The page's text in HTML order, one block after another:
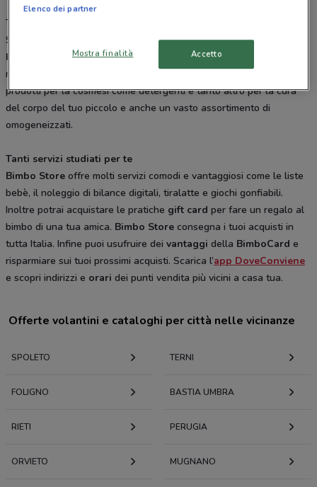
Tante promozioni per te e il tuo bambino
Scopri nel volantino le nuove offerte supannolini, passeggini,
biberoneria
, abbigliamento e tanti altri prodotti tutti delle migliori
marche in commercio. Da
prodotti per la cosmesi come detergenti e tanto altro per la cura
del corpo del tuo piccolo e anche un vasto assortimento di
omogeneizzati.
Tanti servizi studiati per te
Bimbo Store offre molti servizi comodi e vantaggiosi come le liste
bebè, il noleggio di bilance digitali, tiralatte e giochi gonfiabili.
Inoltre potrai acquistare le pratiche gift card per fare un regalo al
bimbo di una tua amica. Bimbo Store consegna i tuoi acquisti in
tutta Italia. Infine puoi usufruire dei vantaggi della BimboCard e
risparmiare sui tuoi prossimi acquisti. Scarica l’app DoveConviene
e scopri indirizzi e orari dei punti vendita più vicini a casa tua.
Offerte volantini e cataloghi per città nelle vicinanze
SPOLETO TERNI
FOLIGNO BASTIA UMBRA
RIETI PERUGIA
ORVIETO MUGNANO
Elenco dei partner
Mostra finalità Accetto